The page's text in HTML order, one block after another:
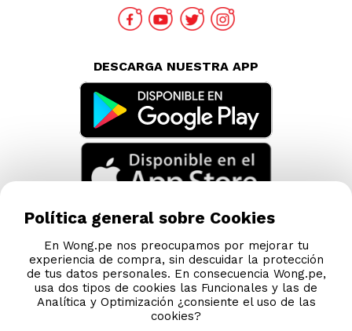
DESCARGA NUESTRA APP
Política general sobre Cookies
En Wong.pe nos preocupamos por mejorar tu
experiencia de compra, sin descuidar la protección
de tus datos personales. En consecuencia Wong.pe,
usa dos tipos de cookies las Funcionales y las de
Analítica y Optimización ¿consiente el uso de las
cookies?